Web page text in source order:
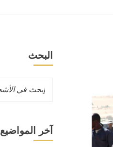
البحث
آخر المواضيع